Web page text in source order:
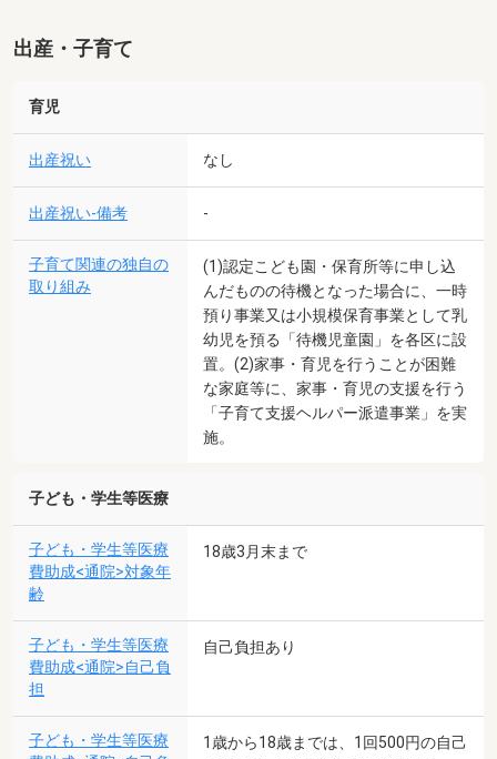
出産・子育て
育児
出産祝い なし
出産祝い-備考 -
子育て関連の独自の
取り組み
(1)認定こども園・保育所等に申し込
んだものの待機となった場合に、一時
預り事業又は小規模保育事業として乳
幼児を預る「待機児童園」を各区に設
置。(2)家事・育児を行うことが困難
な家庭等に、家事・育児の支援を行う
「子育て支援ヘルパー派遣事業」を実
施。
子ども・学生等医療
子ども・学生等医療
費助成<通院>対象年
齢
18歳3月末まで
子ども・学生等医療
費助成<通院>自己負
担
自己負担あり
子ども・学生等医療
1歳から18歳までは、1回500円の自己